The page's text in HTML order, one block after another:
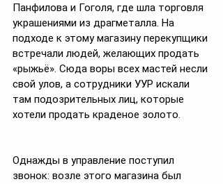
Панфилова и Гоголя, где шла торговля
украшениями из драгметалла. На
подходе к этому магазину перекупщики
встречали людей, желающих продать
«рыжьё». Сюда воры всех мастей несли
свой улов, а сотрудники УУР искали
там подозрительных лиц, которые
хотели продать краденое золото.
Однажды в управление поступил
звонок: возле этого магазина был